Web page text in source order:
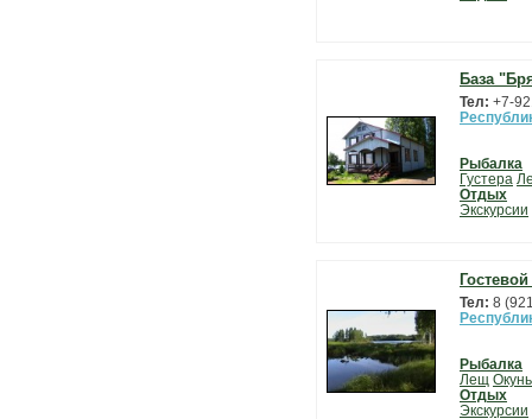
База
Тел: +7-
Рыбалка
Густера
Отдых
Экскурсии
Тел: 8
Рыбалка
Лещ Окунь
Отдых
Экскурсии